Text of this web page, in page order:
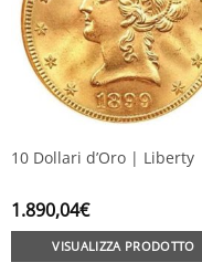
10 Dollari d’Oro | Liberty
1.890,04€
VISUALIZZA PRODOTTO